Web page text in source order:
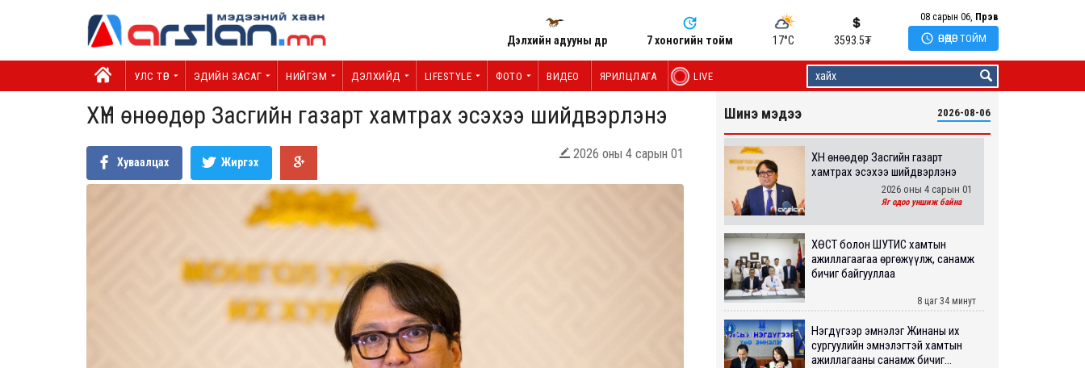
Дэлхийн адууны өдөр 7 хоногийн тойм 17°C 3593.5₮
08 сарын 06, Пүрэв
 ӨНӨӨДӨР ТОЙМ
УЛС ТӨР ЭДИЙН ЗАСАГ НИЙГЭМ ДЭЛХИЙД LIFESTYLE ФОТО ВИДЕО ЯРИЛЦЛАГА LIVE
ХҮН өнөөдөр Засгийн газарт хамтрах эсэхээ шийдвэрлэнэ
Хуваалцах Жиргэх
 2026 оны 4 сарын 01
Шинэ мэдээ 2026-08-06
ХҮН өнөөдөр Засгийн газарт
хамтрах эсэхээ шийдвэрлэнэ
2026 оны 4 сарын 01
Яг одоо уншиж байна
ХӨСҮТ болон ШУТИС хамтын
ажиллагаагаа өргөжүүлж, санамж
бичиг байгууллаа
8 цаг 34 минут
Нэгдүгээр эмнэлэг Жинаны их
сургуулийн эмнэлэгтэй хамтын
ажиллагааны санамж бичиг...